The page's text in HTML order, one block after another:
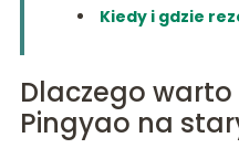
Kiedy i gdzie
Dlaczego
Pingyao na